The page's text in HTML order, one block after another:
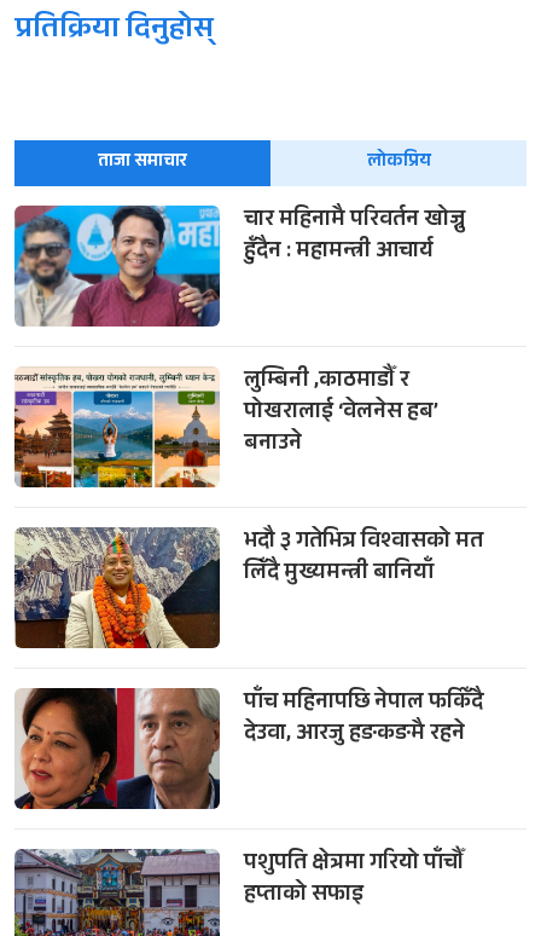
प्रतिक्रिया दिनुहोस्
ताजा समाचार लोकप्रिय
चार महिनामै परिवर्तन खोज्नु
हुँदैन : महामन्त्री आचार्य
लुम्बिनी ,काठमाडौँ र
पोखरालाई ‘वेलनेस हब’
बनाउने
भदौ ३ गतेभित्र विश्वासको मत
लिँदै मुख्यमन्त्री बानियाँ
पाँच महिनापछि नेपाल फर्किँदै
देउवा, आरजु हङकङमै रहने
पशुपति क्षेत्रमा गरियो पाँचौँ
हप्ताको सफाइ